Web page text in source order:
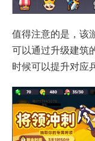
值得注意的是，该
可以通过升级建筑
时候可以提升对应